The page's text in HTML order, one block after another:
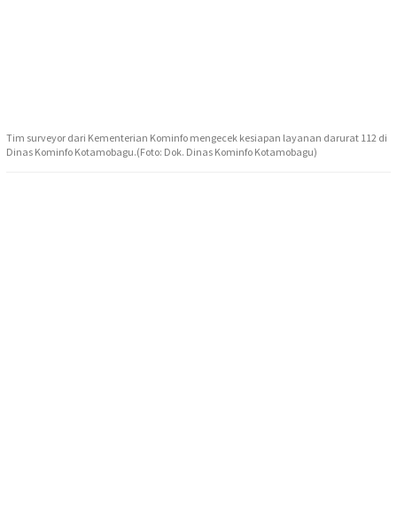
Tim surveyor dari Kementerian Kominfo mengecek kesiapan layanan darurat 112 di
Dinas Kominfo Kotamobagu.(Foto: Dok. Dinas Kominfo Kotamobagu)